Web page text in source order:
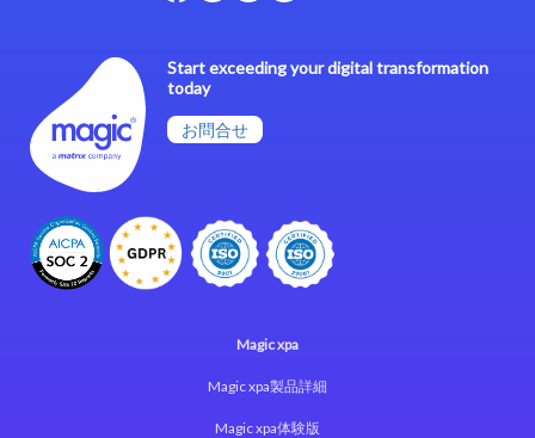
Start exceeding your digital transformation
today
お問合せ
Magic xpa
Magic xpa製品詳細
Magic xpa体験版